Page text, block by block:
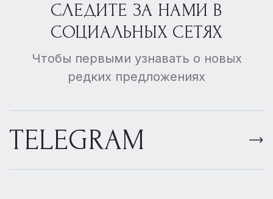
СЛЕДИТЕ ЗА НАМИ В
СОЦИАЛЬНЫХ СЕТЯХ
Чтобы первыми узнавать о новых
редких предложениях
TELEGRAM